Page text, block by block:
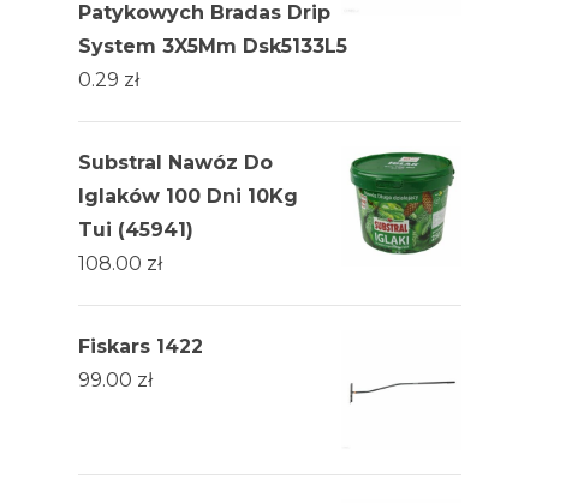
Patykowych Bradas Drip
System 3X5Mm Dsk5133L5
0.29 zł
Substral Nawóz Do
Iglaków 100 Dni 10Kg
Tui (45941)
108.00 zł
Fiskars 1422
99.00 zł